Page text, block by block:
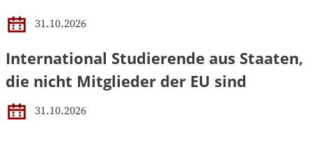
31.10.2026
International Studierende aus Staaten,
die nicht Mitglieder der EU sind
31.10.2026